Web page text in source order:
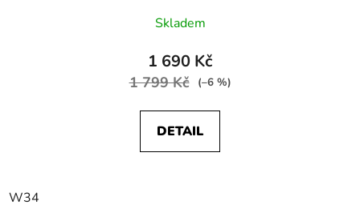
Skladem
1 690 Kč
1 799 Kč (–6 %)
DETAIL
W34